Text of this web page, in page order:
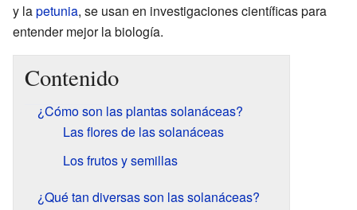
y lapetunia, se usan en investigaciones científicas para
entender mejor la biología.
Contenido
¿Cómo son las plantas solanáceas?
Las flores de las solanáceas
Los frutos y semillas
¿Qué tan diversas son las solanáceas?